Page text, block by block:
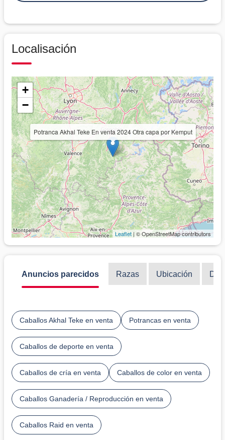
Localisación
Potranca Akhal Teke En venta 2024 Otra capa por Kemput
+
−
Leaflet | © OpenStreetMap contributors
Anuncios parecidos Razas Ubicación
Caballos Akhal Teke en venta Potrancas en venta
Caballos de deporte en venta
Caballos de cría en venta Caballos de color en venta
Caballos Ganadería / Reproducción en venta
Caballos Raid en venta